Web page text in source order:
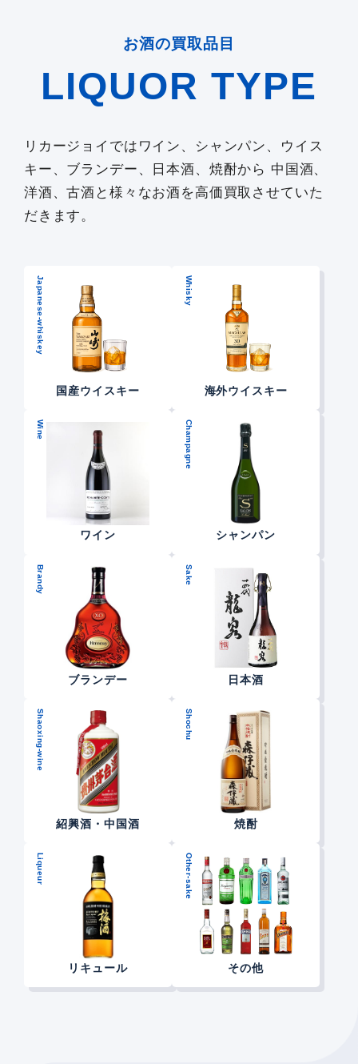
お酒の買取品目
LIQUOR TYPE
リカージョイではワイン、シャンパン、ウイス
キー、ブランデー、日本酒、焼酎から 中国酒、
洋酒、古酒と様々なお酒を高価買取させていた
だきます。
Japanese-whiskey
国産ウイスキー
Whisky
海外ウイスキー
Wine
ワイン
Champagne
シャンパン
Brandy
ブランデー
Sake
日本酒
Shaoxing-wine
紹興酒・中国酒
Shochu
焼酎
Liqueur
リキュール
Other-sake
その他